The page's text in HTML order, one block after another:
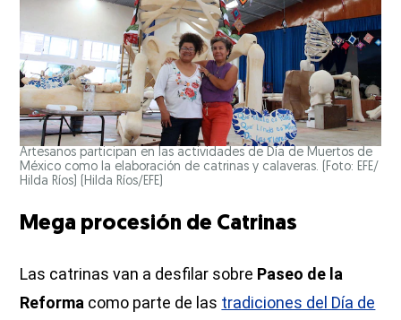
Artesanos participan en las actividades de Día de Muertos de
México como la elaboración de catrinas y calaveras. (Foto: EFE/
Hilda Ríos)
(Hilda Ríos/EFE)
Mega procesión de Catrinas
Las catrinas van a desfilar sobre Paseo de la
Reforma como parte de las tradiciones del Día de